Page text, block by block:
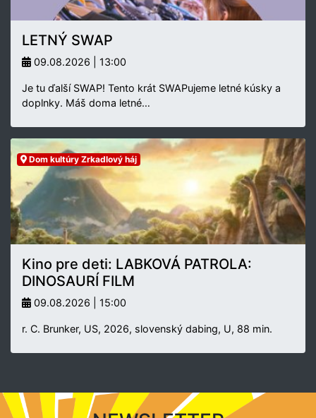
LETNÝ SWAP
09.08.2026 | 13:00
Je tu ďalší SWAP! Tento krát SWAPujeme letné kúsky a
doplnky. Máš doma letné…
Dom kultúry Zrkadlový háj
Kino pre deti: LABKOVÁ PATROLA:
DINOSAURÍ FILM
09.08.2026 | 15:00
r. C. Brunker, US, 2026, slovenský dabing, U, 88 min.